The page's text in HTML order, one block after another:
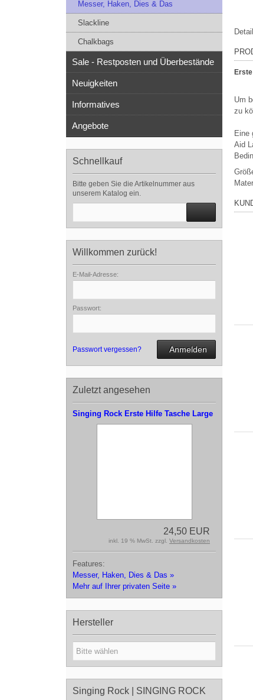
Um
zu
Eine
Aid
Messer, Haken, Dies & Das
Slackline
Chalkbags
Sale - Restposten und Überbestände
Neuigkeiten
Informatives
Angebote
Schnellkauf
Bitte geben Sie die Artikelnummer aus
unserem Katalog ein.
Willkommen zurück!
E-Mail-Adresse:
Passwort:
Passwort vergessen? Anmelden
Zuletzt angesehen
Singing Rock Erste Hilfe Tasche Large
24,50 EUR
inkl. 19 % MwSt. zzgl. Versandkosten
Features:
Messer, Haken, Dies & Das »
Mehr auf Ihrer privaten Seite »
Hersteller
Singing Rock | SINGING ROCK